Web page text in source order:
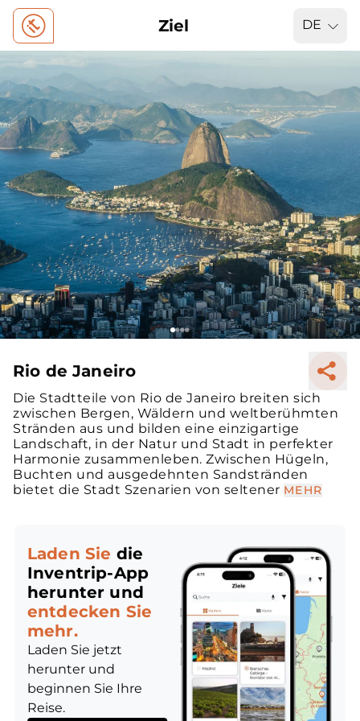
Ziel DE
Rio de Janeiro
Die Stadtteile von Rio de Janeiro breiten sich
zwischen Bergen, Wäldern und weltberühmten
Stränden aus und bilden eine einzigartige
Landschaft, in der Natur und Stadt in perfekter
Harmonie zusammenleben. Zwischen Hügeln,
Buchten und ausgedehnten Sandstränden
bietet die Stadt Szenarien von seltener MEHR
Laden Sie die
Inventrip-App
herunter und
entdecken Sie
mehr.
Laden Sie jetzt
herunter und
beginnen Sie Ihre
Reise.